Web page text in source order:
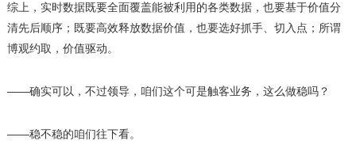
综上，实时数据既要全面覆盖能被利用的各类数据，也要基于价值分
清先后顺序；既要高效释放数据价值，也要选好抓手、切入点；所谓
博观约取，价值驱动。
——确实可以，不过领导，咱们这个可是触客业务，这么做稳吗？
——稳不稳的咱们往下看。